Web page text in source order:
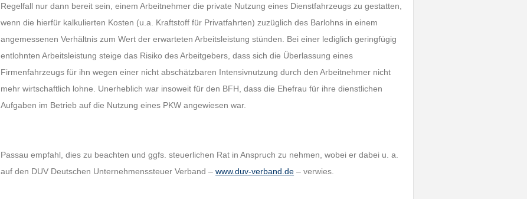
Regelfall nur dann bereit sein, einem Arbeitnehmer die private Nutzung eines Dienstfahrzeugs zu gestatten,
wenn die hierfür kalkulierten Kosten (u.a. Kraftstoff für Privatfahrten) zuzüglich des Barlohns in einem
angemessenen Verhältnis zum Wert der erwarteten Arbeitsleistung stünden. Bei einer lediglich geringfügig
entlohnten Arbeitsleistung steige das Risiko des Arbeitgebers, dass sich die Überlassung eines
Firmenfahrzeugs für ihn wegen einer nicht abschätzbaren Intensivnutzung durch den Arbeitnehmer nicht
mehr wirtschaftlich lohne. Unerheblich war insoweit für den BFH, dass die Ehefrau für ihre dienstlichen
Aufgaben im Betrieb auf die Nutzung eines PKW angewiesen war.
Passau empfahl, dies zu beachten und ggfs. steuerlichen Rat in Anspruch zu nehmen, wobei er dabei u. a.
auf den DUV Deutschen Unternehmenssteuer Verband –www.duv-verband.de – verwies.